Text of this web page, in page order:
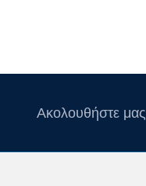
Ακολουθήστε μας